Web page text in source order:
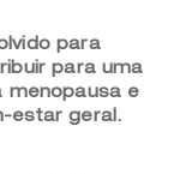
para
para uma
menopausa e
estar geral.